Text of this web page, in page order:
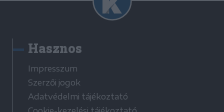
Hasznos
Impresszum
Szerzői jogok
Adatvédelmi tájékoztató